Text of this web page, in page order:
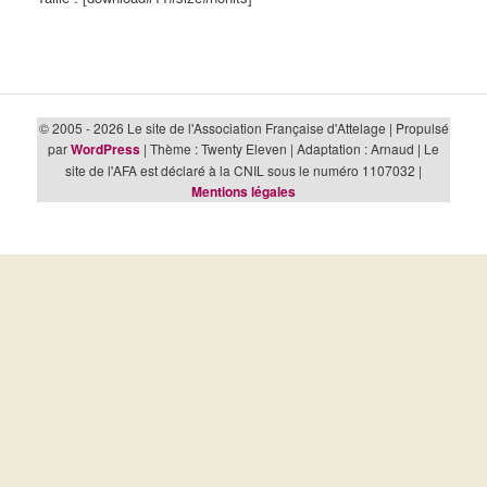
© 2005 - 2026 Le site de l'Association Française d'Attelage | Propulsé
parWordPress | Thème : Twenty Eleven | Adaptation : Arnaud | Le
site de l'AFA est déclaré à la CNIL sous le numéro 1107032 |
Mentions légales